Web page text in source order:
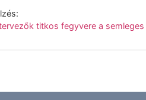
titkos fegyvere a